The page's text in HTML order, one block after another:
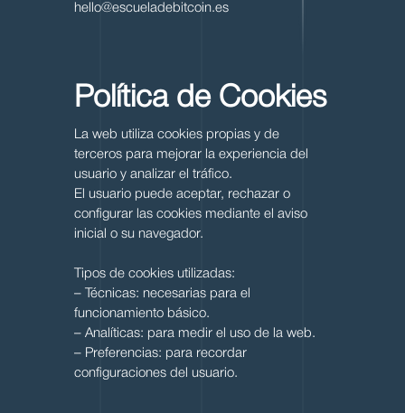
hello@escueladebitcoin.es
Política de Cookies
La web utiliza cookies propias y de
terceros para mejorar la experiencia del
usuario y analizar el tráfico.
El usuario puede aceptar, rechazar o
configurar las cookies mediante el aviso
inicial o su navegador.
Tipos de cookies utilizadas:
– Técnicas: necesarias para el
funcionamiento básico.
– Analíticas: para medir el uso de la web.
– Preferencias: para recordar
configuraciones del usuario.